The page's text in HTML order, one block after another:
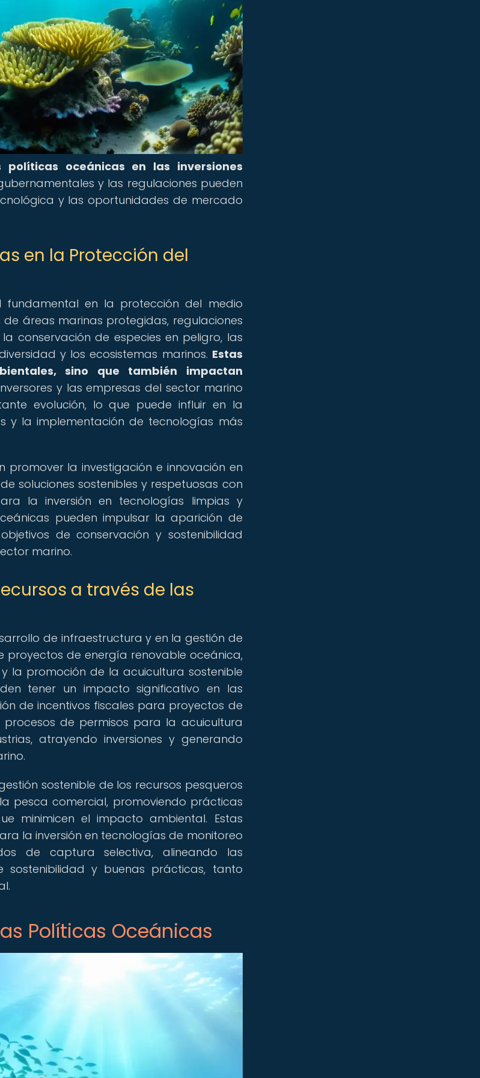
oceánicas en las inversiones
y las regulaciones pueden
y las oportunidades de mercado
en la Protección del
fundamental en la protección del medio
áreas marinas protegidas, regulaciones
conservación de especies en peligro, las
y los ecosistemas marinos. Estas
sino que también impactan
y las empresas del sector marino
evolución, lo que puede influir en la
y la implementación de tecnologías más
la investigación e innovación en
soluciones sostenibles y respetuosas con
la inversión en tecnologías limpias y
pueden impulsar la aparición de
de conservación y sostenibilidad
marino.
a través de las
de infraestructura y en la gestión de
proyectos de energía renovable oceánica,
la promoción de la acuicultura sostenible
tener un impacto significativo en las
de incentivos fiscales para proyectos de
de permisos para la acuicultura
atrayendo inversiones y generando
sostenible de los recursos pesqueros
pesca comercial, promoviendo prácticas
minimicen el impacto ambiental. Estas
la inversión en tecnologías de monitoreo
de captura selectiva, alineando las
sostenibilidad y buenas prácticas, tanto
Políticas Oceánicas